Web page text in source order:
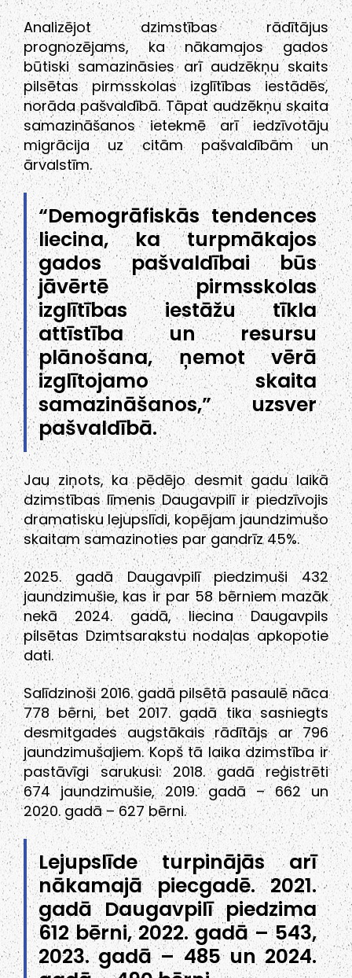
Analizējot dzimstības rādītājus
prognozējams, ka nākamajos gados
būtiski samazināsies arī audzēkņu skaits
pilsētas pirmsskolas izglītības iestādēs,
norāda pašvaldībā. Tāpat audzēkņu skaita
samazināšanos ietekmē arī iedzīvotāju
migrācija uz citām pašvaldībām un
ārvalstīm.
“Demogrāfiskās tendences
liecina, ka turpmākajos
gados pašvaldībai būs
jāvērtē pirmsskolas
izglītības iestāžu tīkla
attīstība un resursu
plānošana, ņemot vērā
izglītojamo skaita
samazināšanos,” uzsver
pašvaldībā.
Jau ziņots, ka pēdējo desmit gadu laikā
dzimstības līmenis Daugavpilī ir piedzīvojis
dramatisku lejupslīdi, kopējam jaundzimušo
skaitam samazinoties par gandrīz 45%.
2025. gadā Daugavpilī piedzimuši 432
jaundzimušie, kas ir par 58 bērniem mazāk
nekā 2024. gadā, liecina Daugavpils
pilsētas Dzimtsarakstu nodaļas apkopotie
dati.
Salīdzinoši 2016. gadā pilsētā pasaulē nāca
778 bērni, bet 2017. gadā tika sasniegts
desmitgades augstākais rādītājs ar 796
jaundzimušajiem. Kopš tā laika dzimstība ir
pastāvīgi sarukusi: 2018. gadā reģistrēti
674 jaundzimušie, 2019. gadā – 662 un
2020. gadā – 627 bērni.
Lejupslīde turpinājās arī
nākamajā piecgadē. 2021.
gadā Daugavpilī piedzima
612 bērni, 2022. gadā – 543,
2023. gadā – 485 un 2024.